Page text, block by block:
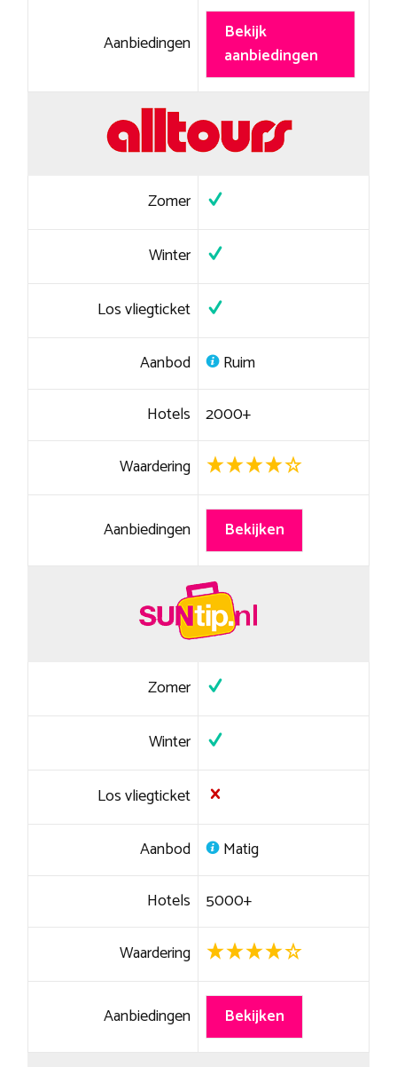
Aanbiedingen
Bekijk
aanbiedingen
Zomer
Winter
Los vliegticket
Aanbod
Ruim
Hotels 2000+
Waardering
Aanbiedingen Bekijken
Zomer
Winter
Los vliegticket
Aanbod
Matig
Hotels
5000+
Waardering
Aanbiedingen Bekijken